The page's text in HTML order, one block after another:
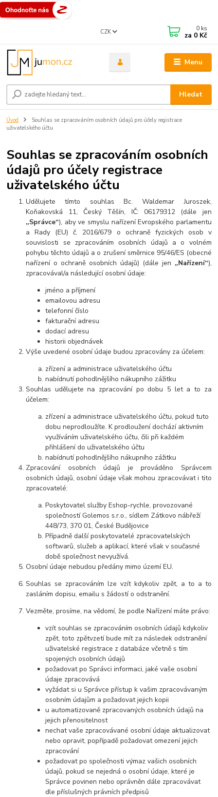
Menu
CZK
Hledat
0 ks
za 0 Kč
Úvod
Souhlas se zpracováním osobních údajů pro účely registrace
uživatelského účtu
Souhlas se zpracováním osobních
údajů pro účely registrace
uživatelského účtu
Udělujete tímto souhlas Bc. Waldemar Juroszek,
Koňakovská 11, Český Těšín, IČ: 06179312 (dále jen
„Správce“), aby ve smyslu nařízení Evropského parlamentu
a Rady (EU) č. 2016/679 o ochraně fyzických osob v
souvislosti se zpracováním osobních údajů a o volném
pohybu těchto údajů a o zrušení směrnice 95/46/ES (obecné
nařízení o ochraně osobních údajů) (dále jen „Nařízení“),
zpracovával/a následující osobní údaje:
jméno a příjmení
emailovou adresu
telefonní číslo
fakturační adresu
dodací adresu
historii objednávek
Výše uvedené osobní údaje budou zpracovány za účelem:
zřízení a administrace uživatelského účtu
nabídnutí pohodlnějšího nákupního zážitku
Souhlas udělujete na zpracování po dobu 5 let a to za
účelem:
zřízení a administrace uživatelského účtu, pokud tuto
dobu neprodloužíte. K prodloužení dochází aktivním
využíváním uživatelského účtu, čili při každém
přihlášení do uživatelského účtu
nabídnutí pohodlnějšího nákupního zážitku
Zpracování osobních údajů je prováděno Správcem
osobních údajů, osobní údaje však mohou zpracovávat i tito
zpracovatelé:
Poskytovatel služby Eshop-rychle, provozované
společností Golemos s.r.o., sídlem Zátkovo nábřeží
448/73, 370 01, České Budějovice
Případně další poskytovatelé zpracovatelských
softwarů, služeb a aplikací, které však v současné
době společnost nevyužívá.
Osobní údaje nebudou předány mimo území EU.
Souhlas se zpracováním lze vzít kdykoliv zpět, a to a to
zasláním dopisu, emailu s žádostí o odstranění.
Vezměte, prosíme, na vědomí, že podle Nařízení máte právo:
vzít souhlas se zpracováním osobních údajů kdykoliv
zpět, toto zpětvzetí bude mít za následek odstranění
uživatelské registrace z databáze včetně s tím
spojených osobních údajů
požadovat po Správci informaci, jaké vaše osobní
údaje zpracovává
vyžádat si u Správce přístup k vašim zpracovávaným
osobním údajům a požadovat jejich kopii
u automatizovaně zpracovaných osobních údajů na
jejich přenositelnost
nechat vaše zpracovávané osobní údaje aktualizovat
nebo opravit, popřípadě požadovat omezení jejich
zpracování
požadovat po společnosti výmaz vašich osobních
údajů, pokud se nejedná o osobní údaje, které je
Správce povinen nebo oprávněn dále zpracovávat
dle příslušných právních předpisů